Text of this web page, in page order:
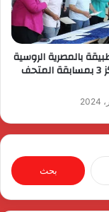
بالمصرية الروسية
تفوز بالمركز 3 بمسابقة المتحف
البحث
عن: